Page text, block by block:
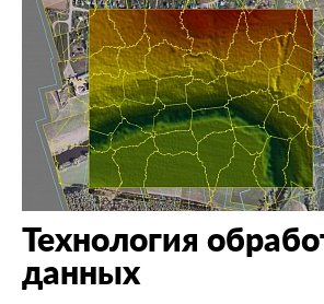
Технология
данных